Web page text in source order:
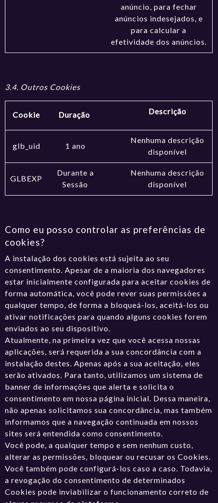
anúncio, para fechar
anúncios indesejados, e
para calcular a
efetividade dos anúncios.
3.4. Outros Cookies
Cookie Duração Descrição
glb_uid 1 ano
Nenhuma descrição
disponível
GLBEXP
Durante a
Sessão
Nenhuma descrição
disponível
Como eu posso controlar as preferências de
cookies?
A instalação dos cookies está sujeita ao seu
consentimento. Apesar de a maioria dos navegadores
estar inicialmente configurada para aceitar cookies de
forma automática, você pode rever suas permissões a
qualquer tempo, de forma a bloqueá-los, aceitá-los ou
ativar notificações para quando alguns cookies forem
enviados ao seu dispositivo.
Atualmente, na primeira vez que você acessa nossas
aplicações, será requerida a sua concordância com a
instalação destes. Apenas após a sua aceitação, eles
serão ativados. Para tanto, utilizamos um sistema de
banner de informações que alerta e solicita o
consentimento em nossa página inicial. Dessa maneira,
não apenas solicitamos sua concordância, mas também
informamos que a navegação continuada em nossos
sites será entendida como consentimento.
Você pode, a qualquer tempo e sem nenhum custo,
alterar as permissões, bloquear ou recusar os Cookies.
Você também pode configurá-los caso a caso. Todavia,
a revogação do consentimento de determinados
Cookies pode inviabilizar o funcionamento correto de